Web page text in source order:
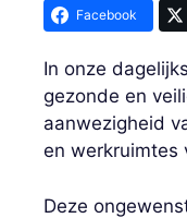
Facebook
In onze
gezonde en
aanwezigheid
en werkruimtes
Deze